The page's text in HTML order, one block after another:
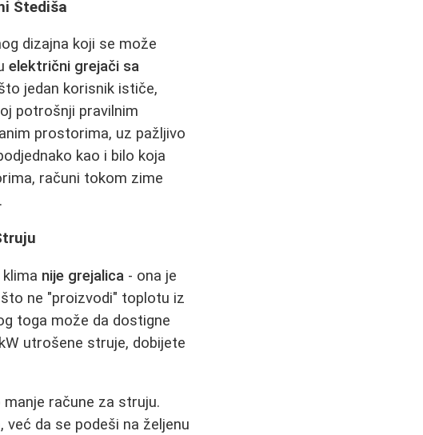
Štediša
dizajna koji se može
električni grejači sa
jedan korisnik ističe,
potrošnji pravilnim
prostorima, uz pažljivo
kao i bilo koja
računi tokom zime
.
nije grejalica - ona je
ne "proizvodi" toplotu iz
toga može da dostigne
utrošene struje, dobijete
račune za struju.
već da se podeši na željenu